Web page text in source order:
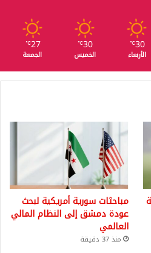
30
℃
الأربعاء
30
℃
الخميس
27
℃
الجمعة
مباحثات سورية أمريكية لبحث
عودة دمشق إلى النظام المالي
العالمي
منذ 37 دقيقة